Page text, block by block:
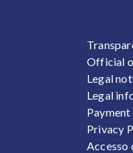
Official
Legal
Legal
Privacy
Accesso